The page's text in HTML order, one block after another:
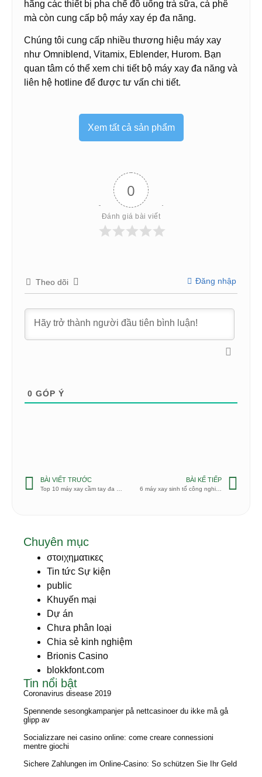
hãng các thiết bị pha chế đồ uống trà sữa, cà phê
mà còn cung cấp bộ máy xay ép đa năng.
Chúng tôi cung cấp nhiều thương hiệu máy xay
như Omniblend, Vitamix, Eblender, Hurom. Bạn
quan tâm có thể xem chi tiết bộ máy xay đa năng và
liên hệ hotline để được tư vấn chi tiết.
Xem tất cả sản phẩm
0
Đánh giá bài viết
Theo dõi Đăng nhập
0 GÓP Ý
BÀI VIẾT TRƯỚC
Top 10 máy xay cầm tay đa năng tốt nhất 2020
BÀI KẾ TIẾP
6 máy xay sinh tố công nghiệp giá rẻ nhất 2020
Chuyên mục
στοιχηματικες
Tin tức Sự kiện
public
Khuyến mại
Dự án
Chưa phân loại
Chia sẻ kinh nghiệm
Brionis Casino
blokkfont.com
Tin nổi bật
Coronavirus disease 2019
Spennende sesongkampanjer på nettcasinoer du ikke må gå
glipp av
Socializzare nei casino online: come creare connessioni
mentre giochi
Sichere Zahlungen im Online-Casino: So schützen Sie Ihr Geld